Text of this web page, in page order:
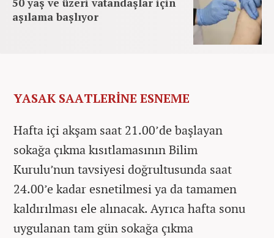
aşılama başlıyor
YASAK SAATLERİNE ESNEME
Hafta içi akşam saat 21.00’de başlayan
sokağa çıkma kısıtlamasının Bilim
Kurulu’nun tavsiyesi doğrultusunda saat
24.00’e kadar esnetilmesi ya da tamamen
kaldırılması ele alınacak. Ayrıca hafta sonu
uygulanan tam gün sokağa çıkma